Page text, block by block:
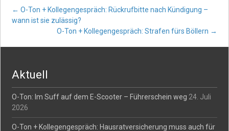
Post
navigation
← O-Ton + Kollegengespräch: Rückrufbitte nach Kündigung –
wann ist sie zulässig?
O-Ton + Kollegengespräch: Strafen fürs Böllern →
Aktuell
O-Ton: Im Suff auf dem E-Scooter – Führerschein weg 24. Juli
2026
O-Ton + Kollegengespräch: Hausratversicherung muss auch für